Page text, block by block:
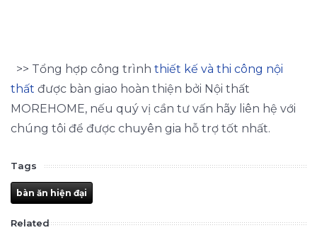
>> Tổng hợp công trình thiết kế và thi công nội
thất được bàn giao hoàn thiện bởi Nội thất
MOREHOME, nếu quý vị cần tư vấn hãy liên hệ với
chúng tôi để được chuyên gia hỗ trợ tốt nhất.
Tags
bàn ăn hiện đại
Related